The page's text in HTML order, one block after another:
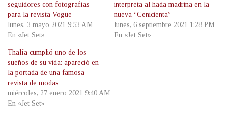
seguidores con fotografías
para la revista Vogue
lunes, 3 mayo 2021 9:53 AM
En «Jet Set»
interpreta al hada madrina en la
nueva “Cenicienta”
lunes, 6 septiembre 2021 1:28 PM
En «Jet Set»
Thalía cumplió uno de los
sueños de su vida: apareció en
la portada de una famosa
revista de modas
miércoles, 27 enero 2021 9:40 AM
En «Jet Set»